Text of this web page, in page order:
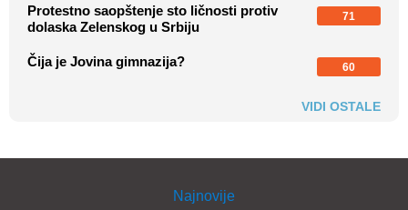
Protestno saopštenje sto ličnosti protiv
dolaska Zelenskog u Srbiju
71
Čija je Jovina gimnazija? 60
VIDI OSTALE
Najnovije